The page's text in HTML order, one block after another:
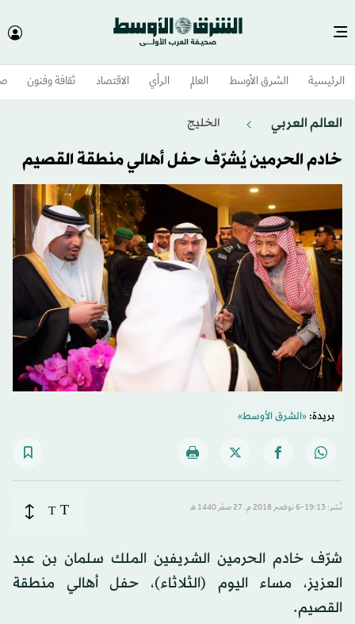
الرئيسية الشرق الأوسط​ العالم الرأي الاقتصاد ثقافة وفنون
العالم العربي الخليج
خادم الحرمين يُشرّف حفل أهالي منطقة القصيم
بريدة:«الشرق الأوسط»
نُشر: 19:13-6 نوفمبر 2018 م ـ 27 صفَر 1440 هـ T
T
شرّف خادم الحرمين الشريفين الملك سلمان بن عبد
العزيز، مساء اليوم (الثلاثاء)، حفل أهالي منطقة
القصيم.